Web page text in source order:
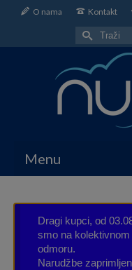
O nama Kontakt
Search
for:
Menu
Dragi kupci, od
smo na kolektivnom
odmoru.
Narudžbe